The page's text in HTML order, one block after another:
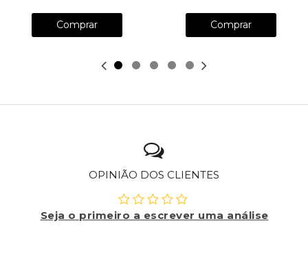
Comprar Comprar
OPINIÃO DOS CLIENTES
Seja o primeiro a escrever uma análise